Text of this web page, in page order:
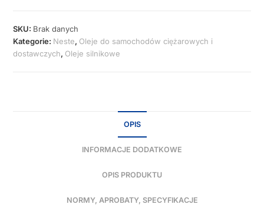
SKU: Brak danych
Kategorie: Neste, Oleje do samochodów ciężarowych i
dostawczych, Oleje silnikowe
OPIS
INFORMACJE DODATKOWE
OPIS PRODUKTU
NORMY, APROBATY, SPECYFIKACJE